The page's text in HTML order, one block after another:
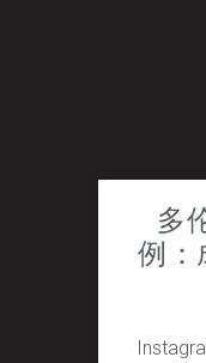
多
例：